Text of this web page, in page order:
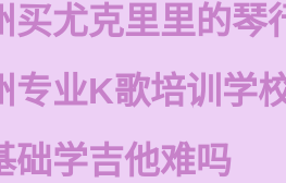
买尤克里里的琴
专业K歌培训学
础学吉他难吗